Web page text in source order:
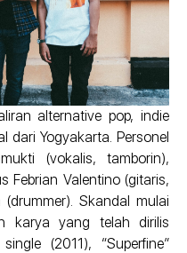
alternative pop, indie
dari Yogyakarta. Personel
(vokalis, tamborin),
Febrian Valentino (gitaris,
Skandal mulai
karya yang telah dirilis
(2011), “Superfine”